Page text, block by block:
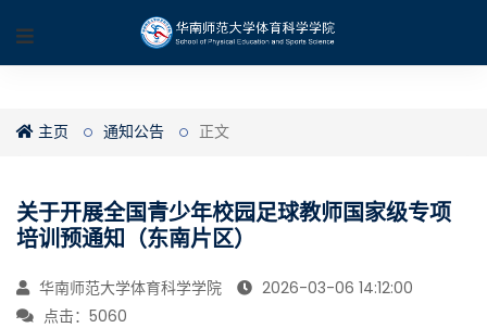
主页 通知公告 正文
关于开展全国青少年校园足球教师国家级专项
培训预通知（东南片区）
华南师范大学体育科学学院
2026-03-06 14:12:00
点击： 5060